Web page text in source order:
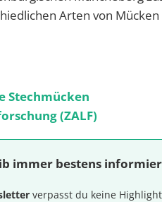
Arten von
Stechmücken
(ZALF)
immer bestens
verpasst du keine